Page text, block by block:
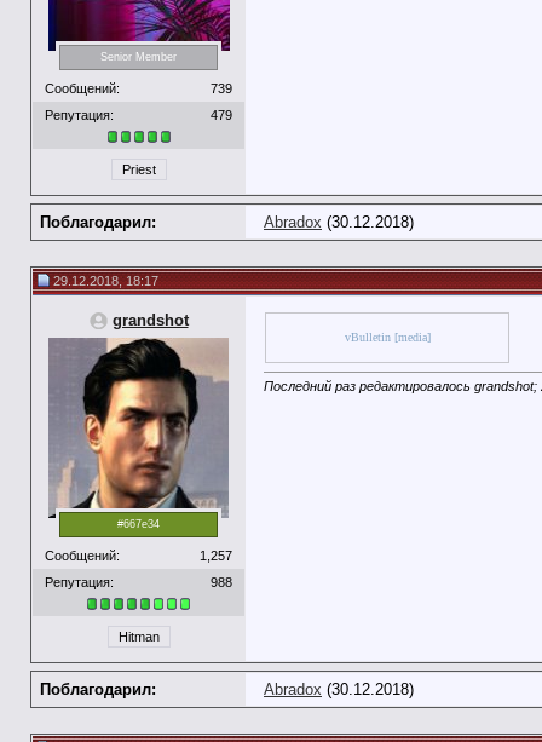
Senior Member
Сообщений:
739
Репутация:
479
Priest
Поблагодарил: Abradox (30.12.2018)
29.12.2018, 18:17
grandshot
#667e34
Сообщений:
1,257
Репутация:
988
Hitman
vBulletin [media]
Последний раз редактировалось
Поблагодарил: Abradox (30.12.2018)